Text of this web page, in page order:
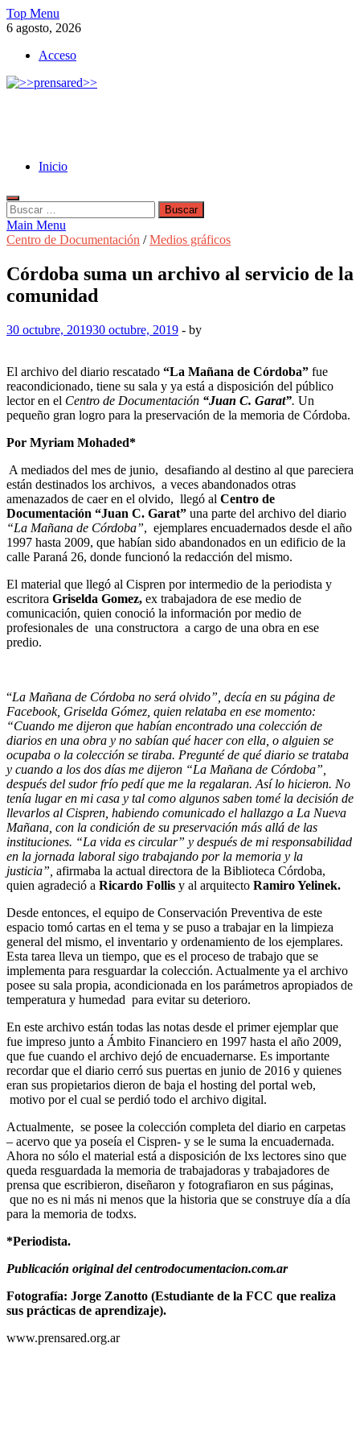
Skip
to
Top Menu
6 agosto, 2026
Acceso
Inicio
Buscar:
Main Menu
Centro de Documentación /Medios gráficos
Córdoba suma un archivo al servicio de la
comunidad
30 octubre, 201930 octubre, 2019 - by
El archivo del diario rescatado “La Mañana de Córdoba” fue
reacondicionado, tiene su sala y ya está a disposición del público
lector en el Centro de Documentación “Juan C. Garat”. Un
pequeño gran logro para la preservación de la memoria de Córdoba.
Por Myriam Mohaded*
A mediados del mes de junio, desafiando al destino al que pareciera
están destinados los archivos, a veces abandonados otras
amenazados de caer en el olvido, llegó al Centro de
Documentación “Juan C. Garat” una parte del archivo del diario
“La Mañana de Córdoba”, ejemplares encuadernados desde el año
1997 hasta 2009, que habían sido abandonados en un edificio de la
calle Paraná 26, donde funcionó la redacción del mismo.
El material que llegó al Cispren por intermedio de la periodista y
escritora Griselda Gomez, ex trabajadora de ese medio de
comunicación, quien conoció la información por medio de
profesionales de una constructora a cargo de una obra en ese
predio.
“La Mañana de Córdoba no será olvido”, decía en su página de
Facebook, Griselda Gómez, quien relataba en ese momento:
“Cuando me dijeron que habían encontrado una colección de
diarios en una obra y no sabían qué hacer con ella, o alguien se
ocupaba o la colección se tiraba. Pregunté de qué diario se trataba
y cuando a los dos días me dijeron “La Mañana de Córdoba”,
después del sudor frío pedí que me la regalaran. Así lo hicieron. No
tenía lugar en mi casa y tal como algunos saben tomé la decisión de
llevarlos al Cispren, habiendo comunicado el hallazgo a La Nueva
Mañana, con la condición de su preservación más allá de las
instituciones. “La vida es circular” y después de mi responsabilidad
en la jornada laboral sigo trabajando por la memoria y la
justicia”, afirmaba la actual directora de la Biblioteca Córdoba,
quien agradeció a Ricardo Follis y al arquitecto Ramiro Yelinek.
Desde entonces, el equipo de Conservación Preventiva de este
espacio tomó cartas en el tema y se puso a trabajar en la limpieza
general del mismo, el inventario y ordenamiento de los ejemplares.
Esta tarea lleva un tiempo, que es el proceso de trabajo que se
implementa para resguardar la colección. Actualmente ya el archivo
posee su sala propia, acondicionada en los parámetros apropiados de
temperatura y humedad para evitar su deterioro.
En este archivo están todas las notas desde el primer ejemplar que
fue impreso junto a Ámbito Financiero en 1997 hasta el año 2009,
que fue cuando el archivo dejó de encuadernarse. Es importante
recordar que el diario cerró sus puertas en junio de 2016 y quienes
eran sus propietarios dieron de baja el hosting del portal web,
motivo por el cual se perdió todo el archivo digital.
Actualmente, se posee la colección completa del diario en carpetas
– acervo que ya poseía el Cispren- y se le suma la encuadernada.
Ahora no sólo el material está a disposición de lxs lectores sino que
queda resguardada la memoria de trabajadoras y trabajadores de
prensa que escribieron, diseñaron y fotografiaron en sus páginas,
que no es ni más ni menos que la historia que se construye día a día
para la memoria de todxs.
*Periodista.
Publicación original del centrodocumentacion.com.ar
Fotografía: Jorge Zanotto (Estudiante de la FCC que realiza
sus prácticas de aprendizaje).
www.prensared.org.ar